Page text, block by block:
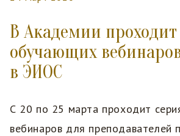
В Академии
обучающих
в ЭИОС
С 20 по 25 марта проходит
вебинаров для преподавателей